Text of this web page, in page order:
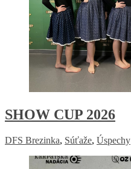
SHOW CUP 2026
DFS Brezinka, Súťaže, Úspechy